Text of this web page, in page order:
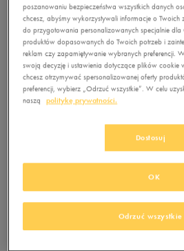
4.3( 3)
279,99zł -10%(cena bezpośrednio przed promocją)
269,99zł -7% (najniższa cena od momentu
251,99złz Vat
+ 1400 PKT WKLUBIE 50 STYLE
Wybierz rozmiar
poszanowaniu bezpieczeństwa wszystkich danych
chcesz, abyśmy wykorzystywali informacje o Twoich
do przygotowania personalizowanych specjalnie dla
produktów dopasowanych do Twoich potrzeb i
reklam czy zapamiętywanie wybranych preferencji.
swoją decyzję i ustawienia dotyczące plików cookie
chcesz otrzymywać spersonalizowanej oferty
preferencji, wybierz „Odrzuć wszystkie”. W celu
naszą
politykę prywatności.
Dostosuj
Odrzuć wszystkie
OK